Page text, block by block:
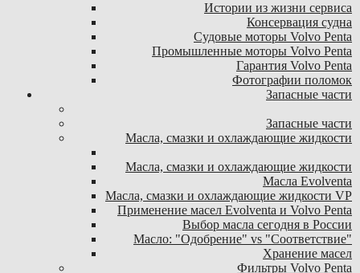
Истории из жизни сервиса
Консервация судна
Судовые моторы Volvo Penta
Промышленные моторы Volvo Penta
Гарантия Volvo Penta
Фотографии поломок
Запасные части
Запасные части
Масла, смазки и охлаждающие жидкости
Масла, смазки и охлаждающие жидкости
Масла Evolventa
Масла, смазки и охлаждающие жидкости VP
Применение масел Evolventa и Volvo Penta
Выбор масла сегодня в России
Масло: "Одобрение" vs "Соответствие"
Хранение масел
Фильтры Volvo Penta